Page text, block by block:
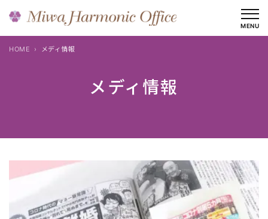
を
MENU
メディ情報
HOME メディ情報